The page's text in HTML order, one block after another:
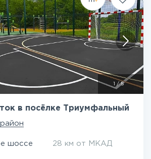
/5
в посёлке Триумфальный
шоссе 28 км от МКАД